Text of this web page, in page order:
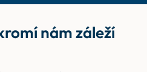
nám záleží